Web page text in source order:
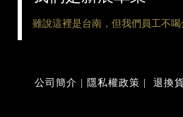
雖說這裡是台南，但我們員工不喝
公司簡介 隱私權政策 退換